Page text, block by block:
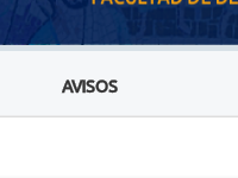
AVISOS